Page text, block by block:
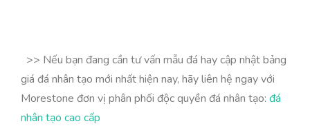
>> Nếu bạn đang cần tư vấn mẫu đá hay cập nhật bảng
giá đá nhân tạo mới nhất hiện nay, hãy liên hệ ngay với
Morestone đơn vị phân phối độc quyền đá nhân tạo: đá
nhân tạo cao cấp